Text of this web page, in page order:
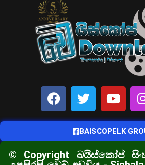
BAISCOPELK
© Copyright බයිස්කෝප්